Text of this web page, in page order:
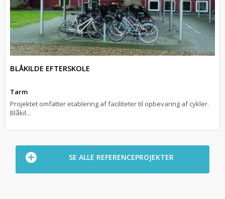
BLÅKILDE EFTERSKOLE
Tarm
Projektet omfatter etablering af faciliteter til opbevaring af cykler.
Blåkil...
SE ALLE REFERENCEPROJEKTER